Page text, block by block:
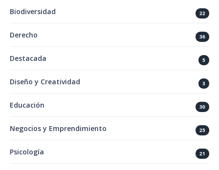
Biodiversidad 22
Derecho 36
Destacada 5
Diseño y Creatividad 3
Educación 30
Negocios y Emprendimiento 25
Psicología 21